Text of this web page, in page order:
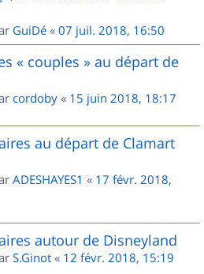
GuiDé « 07 juil. 2018, 16:50
« couples » au départ de
cordoby « 15 juin 2018, 18:17
au départ de Clamart
ADESHAYES1 « 17 févr. 2018,
autour de Disneyland
S.Ginot « 12 févr. 2018, 15:19